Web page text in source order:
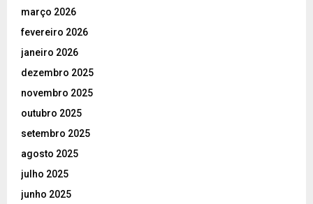
março 2026
fevereiro 2026
janeiro 2026
dezembro 2025
novembro 2025
outubro 2025
setembro 2025
agosto 2025
julho 2025
junho 2025